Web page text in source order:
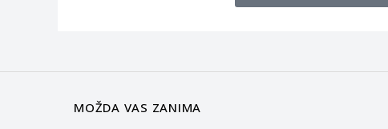
MOŽDA VAS ZANIMA